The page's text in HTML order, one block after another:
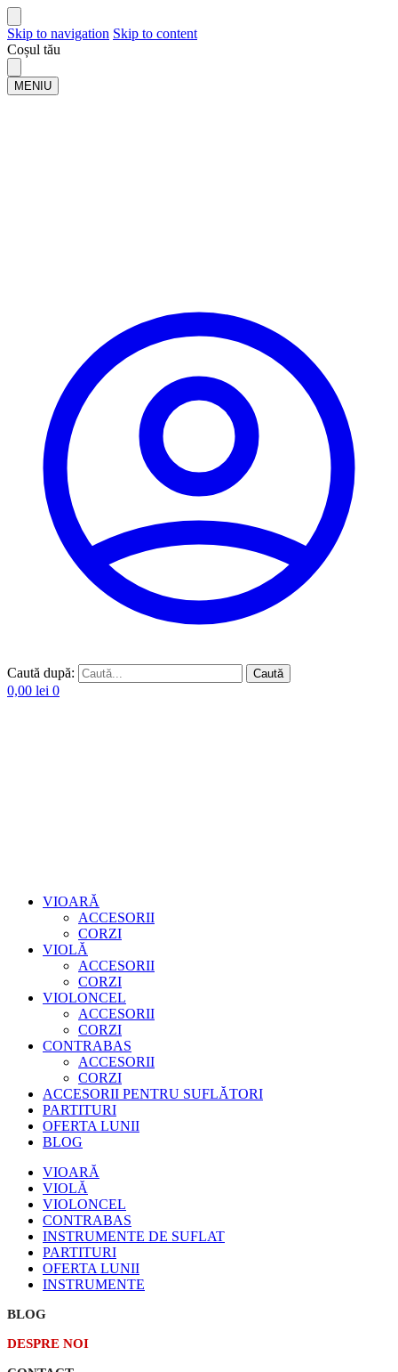
Skip to navigation Skip to content
Coșul tău
MENIU
Caută după: Caută
0,00 lei 0
VIOARĂ
ACCESORII
CORZI
VIOLĂ
ACCESORII
CORZI
VIOLONCEL
ACCESORII
CORZI
CONTRABAS
ACCESORII
CORZI
ACCESORII PENTRU SUFLĂTORI
PARTITURI
OFERTA LUNII
BLOG
VIOARĂ
VIOLĂ
VIOLONCEL
CONTRABAS
INSTRUMENTE DE SUFLAT
PARTITURI
OFERTA LUNII
INSTRUMENTE
BLOG
DESPRE NOI